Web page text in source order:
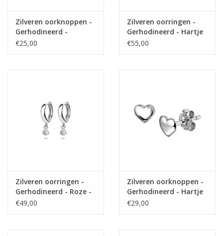
Zilveren oorknoppen -
Gerhodineerd -
Eenhoorn
€25,00
Zilveren oorringen -
Gerhodineerd - Hartje
- Zirkonia roze
€55,00
Zilveren oorringen -
Gerhodineerd - Roze -
Zirkonia
€49,00
Zilveren oorknoppen -
Gerhodineerd - Hartje
€29,00